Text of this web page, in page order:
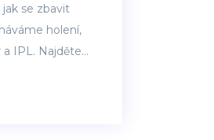
se zbavit
holení,
a IPL. Najděte